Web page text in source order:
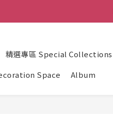
精選專區 Special Collections
Space Album